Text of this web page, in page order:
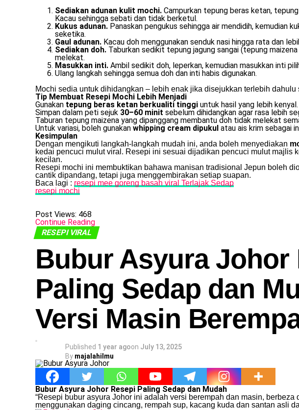
Sediakan adunan kulit mochi. Campurkan tepung beras ketan,
Kacau sehingga sebati dan tidak berketul.
Kukus adunan. Panaskan pengukus sehingga air mendidih, kemudian
seketika.
Gaul adunan. Kacau doh menggunakan senduk nasi hingga rata dan
Sediakan doh. Taburkan sedikit tepung jagung sangai (tepung
melekat.
Masukkan inti. Ambil sedikit doh, leperkan, kemudian masukkan inti
Ulang langkah sehingga semua doh dan inti habis digunakan.
Mochi sedia untuk dihidangkan – lebih enak jika disejukkan terlebih dahulu
Tip Membuat Resepi Mochi Lebih Menjadi
Gunakan tepung beras ketan berkualiti tinggi untuk hasil yang lebih kenyal.
Simpan dalam peti sejuk 30–60 minit sebelum dihidangkan agar rasa lebih
Taburan tepung maizena yang dipanggang membantu doh tidak melekat
Untuk variasi, boleh gunakan whipping cream dipukul atau ais krim sebagai
Kesimpulan
Dengan mengikuti langkah-langkah mudah ini, anda boleh menyediakan
kedai pencuci mulut viral. Resepi ini sesuai dijadikan pencuci mulut majlis
kecilan.
Resepi mochi ini membuktikan bahawa manisan tradisional Jepun boleh
cantik dipandang, tetapi juga menggembirakan setiap suapan.
Baca lagi : resepi mee goreng basah viral Terlajak Sedap
resepi mochi
Post Views: 468
Continue Reading
RESEPI VIRAL
Bubur Asyura Johor
Paling Sedap dan
Versi Masin
Published 1 year agoon July 13, 2025
By majalahilmu
Bubur Asyura Johor Resepi Paling Sedap dan Mudah
“Resepi bubur asyura Johor ini adalah versi berempah dan masin,
menggunakan daging cincang, rempah sup, kacang kuda dan santan asli